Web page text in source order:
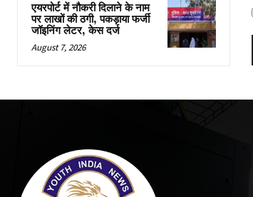
एयरपोर्ट में नौकरी दिलाने के नाम
पर लाखों की ठगी, पकड़ाया फर्जी
जॉइनिंग लेटर, केस दर्ज
August 7, 2026